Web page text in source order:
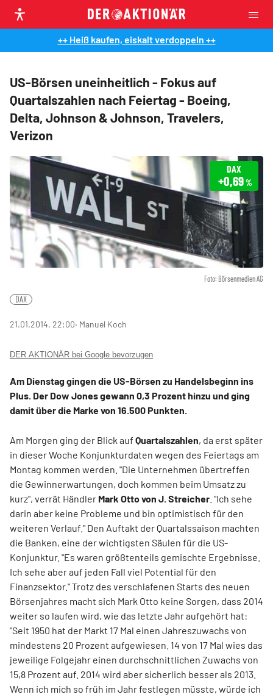
++ Heiß kaufen, eiskalt verdoppeln ++
US-Börsen uneinheitlich - Fokus auf
Quartalszahlen nach Feiertag - Boeing,
Delta, Johnson & Johnson, Travelers,
Verizon
Foto: Börsenmedien AG
DAX
+0,69%
DAX
21.01.2014, 22:00‧ Manuel Koch
DER AKTIONÄR bei Google bevorzugen
Am Dienstag gingen dieUS-Börsen zu Handelsbeginn ins
Plus. Der Dow Jonesgewann 0,3 Prozent hinzu und ging
damit über die Marke von 16.500 Punkten.
Am Morgen ging der Blick auf Quartalszahlen, da erst später
in dieser Woche Konjunkturdaten wegen des Feiertags am
Montag kommen werden. "Die Unternehmen übertreffen
die Gewinnerwartungen, doch kommen beim Umsatz zu
kurz", verrät Händler Mark Otto von J. Streicher . "Ich sehe
darin aber keine Probleme und bin optimistisch für den
weiteren Verlauf." Den Auftakt der Quartalssaison machten
die Banken, eine der wichtigsten Säulen für die US-
Konjunktur. "Es waren größtenteils gemischte Ergebnisse.
Ich sehe aber auf jeden Fall viel Potential für den
Finanzsektor." Trotz des verschlafenen Starts des neuen
Börsenjahres macht sich Mark Otto keine Sorgen, dass 2014
weiter so laufen wird, wie das letzte Jahr aufgehört hat:
"Seit 1950 hat der Markt 17 Mal einen Jahreszuwachs von
mindestens 20 Prozent aufgewiesen. 14 von 17 Mal wies das
jeweilige Folgejahr einen durchschnittlichen Zuwachs von
15,8 Prozent auf. 2014 wird aber sicherlich besser als 2013.
Wenn ich mich so früh im Jahr festlegen müsste, würde ich